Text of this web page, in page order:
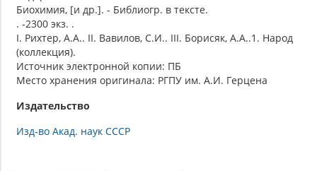
Биохимия, [и др.]. - Библиогр. в тексте.
. -2300 экз. .
I. Рихтер, А.А.. II. Вавилов, С.И.. III. Борисяк, А.А..1. Народ
(коллекция).
Источник электронной копии: ПБ
Место хранения оригинала: РГПУ им. А.И. Герцена
Издательство
Изд-во Акад. наук СССР